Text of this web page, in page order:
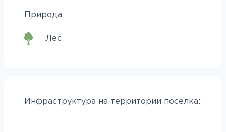
Природа
Лес
Инфраструктура на территории поселка: